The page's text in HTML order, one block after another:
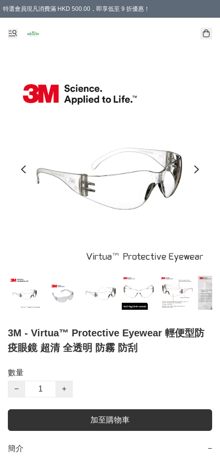
特選會員現凡消費滿 HKD 500.00，即享低至 9 折優惠！
3M - Virtua™ Protective Eyewear 輕便型防
疫眼鏡 超清 全透明 防霧 防刮
數量
−
+
加至購物車
簡介 −